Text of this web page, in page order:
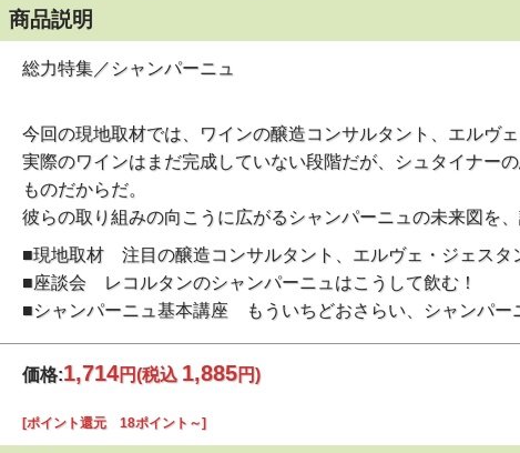
商品説明
総力特集／シャンパーニュ
今回の現地取材では、ワインの醸造コンサルタント、エルヴ
実際のワインはまだ完成していない段階だが、シュタイナー
ものだからだ。
彼らの取り組みの向こうに広がるシャンパーニュの未来図を、
■現地取材 注目の醸造コンサルタント、エルヴェ・ジェスタ
■座談会 レコルタンのシャンパーニュはこうして飲む！
■シャンパーニュ基本講座 もういちどおさらい、シャンパー
価格:1,714円(税込 1,885円)
[ポイント還元 18ポイント～]